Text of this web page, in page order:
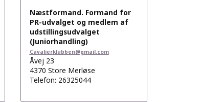
Næstformand. Formand for
PR-udvalget og medlem af
udstillingsudvalget
(Juniorhandling)
Cavalierklubben@gmail.com
Åvej 23
4370 Store Merløse
Telefon: 26325044